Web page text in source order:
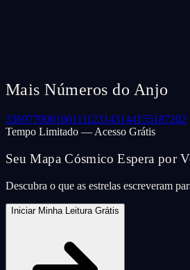
Mais Números do Anjo
336977000106111123143144155187202
Tempo Limitado — Acesso Grátis
Seu Mapa Cósmico Espera por
Descubra o que as estrelas escreveram
Iniciar Minha Leitura Grátis